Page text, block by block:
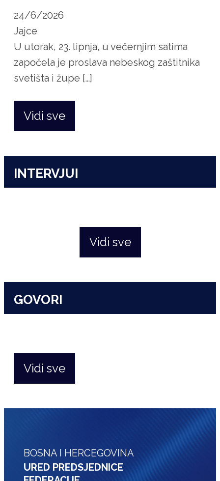
24/6/2026
Jajce
U utorak, 23. lipnja, u večernjim satima
započela je proslava nebeskog zaštitnika
svetišta i župe […]
Vidi sve
INTERVJUI
Vidi sve
GOVORI
Vidi sve
BOSNA I HERCEGOVINA
URED PREDSJEDNICE